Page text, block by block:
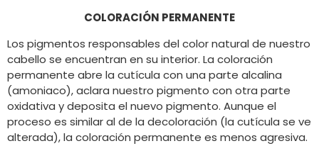
COLORACIÓN PERMANENTE
Los pigmentos responsables del color natural de nuestro
cabello se encuentran en su interior. La coloración
permanente abre la cutícula con una parte alcalina
(amoniaco), aclara nuestro pigmento con otra parte
oxidativa y deposita el nuevo pigmento. Aunque el
proceso es similar al de la decoloración (la cutícula se ve
alterada), la coloración permanente es menos agresiva.